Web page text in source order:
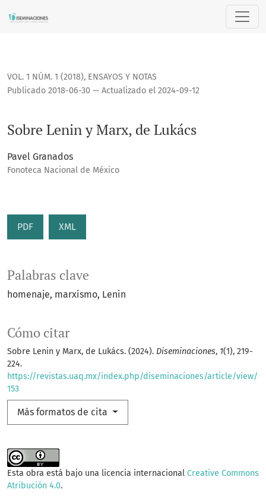
VOL. 1 NÚM. 1 (2018), ENSAYOS Y NOTAS
Sobre Lenin y Marx, de Lukács
Publicado 2018-06-30 — Actualizado el 2024-09-12
Pavel Granados
Fonoteca Nacional de México
PDF XML
Palabras clave
homenaje marxismo Lenin
Cómo citar
Sobre Lenin y Marx, de Lukács. (2024). Diseminaciones, 1(1), 219-
224.
https://revistas.uaq.mx/index.php/diseminaciones/article/view/
153
Más formatos de cita
Esta obra está bajo una licencia internacional Creative Commons
Atribución 4.0.